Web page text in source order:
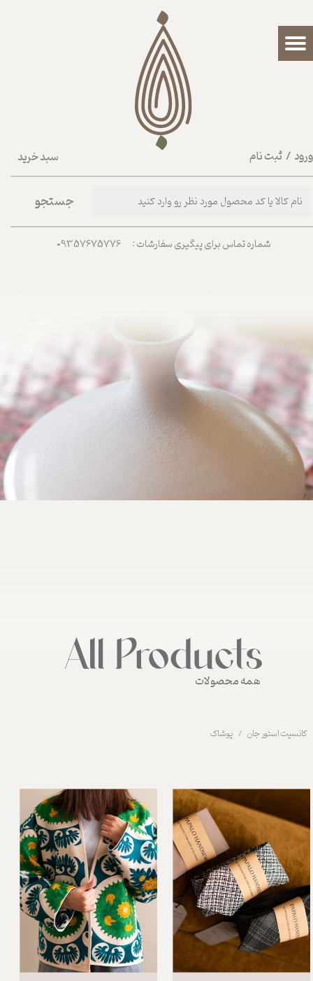
سبد خرید / ثبت نام
حساب کاربری من
تغییر گذر واژه
شماره تماس برای پیگیری سفارشات : 09357675776
جستجو
همه محصولات
کانسپت استور جان پوشاک